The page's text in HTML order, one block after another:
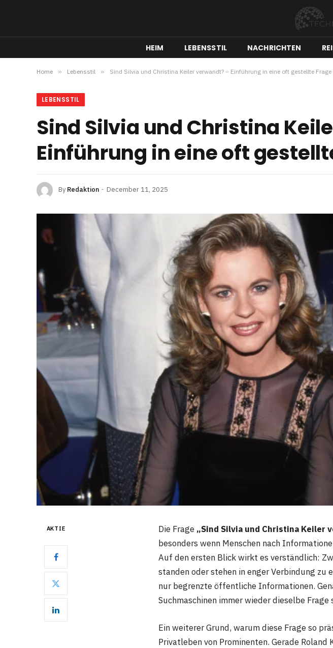
HEIM LEBENSSTIL NACHRICHTEN
Home » Lebensstil » Sind Silvia und Christina Keiler verwandt? – Einführung in eine oft gestellte Frage
LEBENSSTIL
Sind Silvia und Christina
Einführung in eine oft
By Redaktion December 11, 2025
AKTIE Die Frage „Sind Silvia und Christina Keiler
besonders wenn Menschen nach
Auf den ersten Blick wirkt es verständlich:
standen oder stehen in enger Verbindung
nur begrenzte öffentliche Informationen.
Suchmaschinen immer wieder dieselbe Frage
Ein weiterer Grund, warum diese Frage so
Privatleben von Prominenten. Gerade